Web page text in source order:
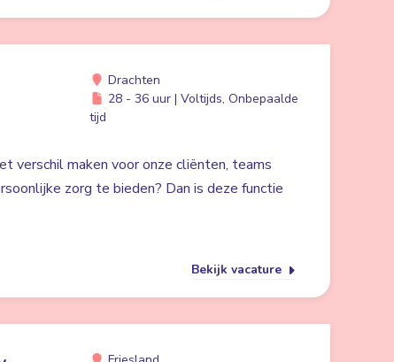
Drachten
28 - 36 uur | Voltijds, Onbepaalde
tijd
verschil maken voor onze cliënten, teams
zorg te bieden? Dan is deze functie
Bekijk vacature